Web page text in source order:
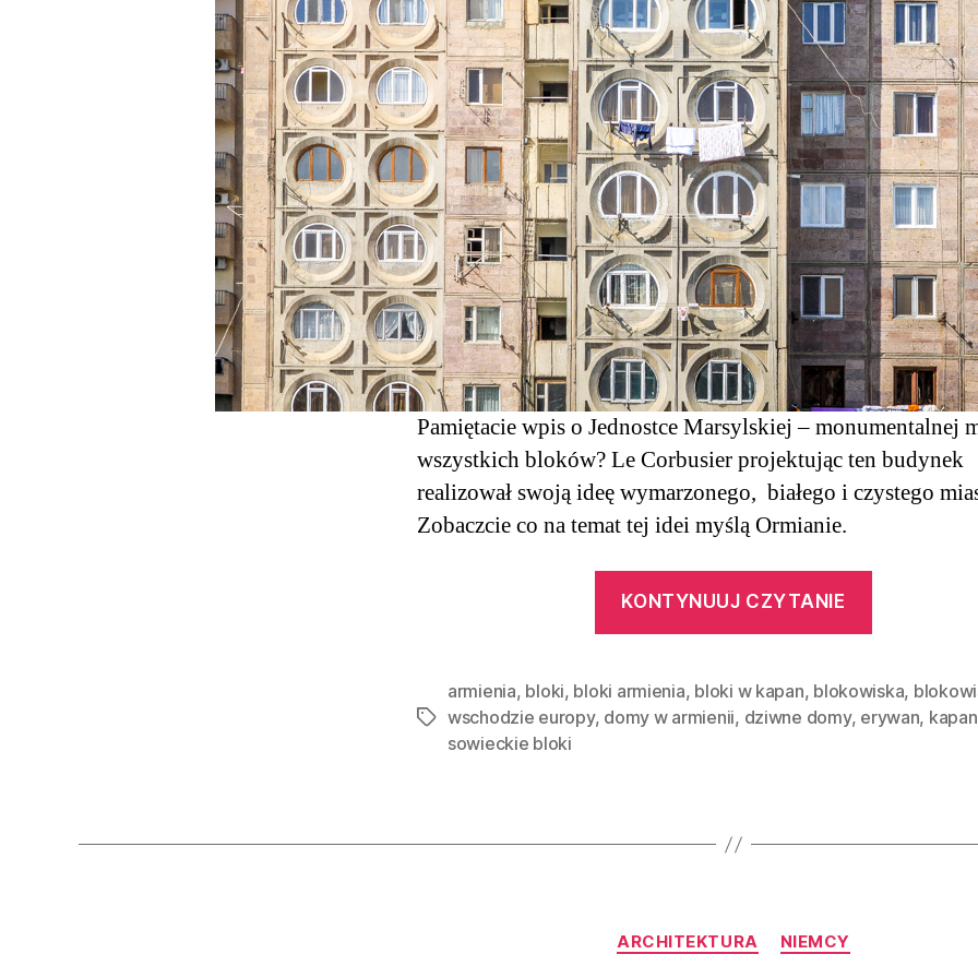
Pamiętacie wpis o Jednostce Marsylskiej – monumentalnej
wszystkich bloków? Le Corbusier projektując ten budynek
realizował swoją ideę wymarzonego, białego i czystego
Zobaczcie co na temat tej idei myślą Ormianie.
KONTYNUUJ CZYTANIE
Erywań
Tagi
armienia, bloki, bloki armienia, bloki w kapan, blokowiska,
wschodzie europy, domy w armienii, dziwne domy, erywan, kapan
sowieckie bloki
Kategorie
ARCHITEKTURA NIEMCY